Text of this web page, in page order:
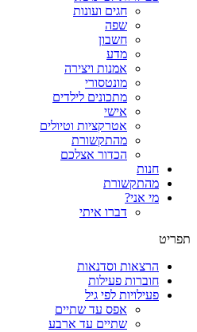
חגים ועונות
שפה
חשבון
מדע
אמנות ויצירה
מונטסורי
מתכונים לילדים
אישי
אטרקציות וטיולים
מהתקשורת
הכדור אצלכם
חנות
מהתקשורת
מי אני?
דברו איתי
תפריט
הרצאות וסדנאות
חוברות פעילות
פעילויות לפי גיל
אפס עד שתיים
שתיים עד ארבע